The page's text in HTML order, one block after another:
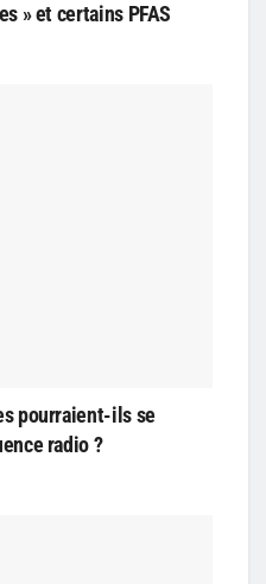
» et certains PFAS
pourraient-ils se
radio ?